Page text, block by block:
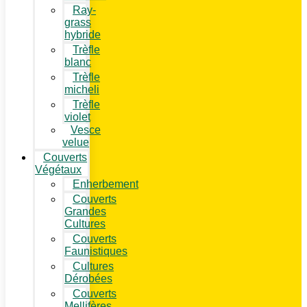
Ray-
grass
hybride
Trèfle
blanc
Trèfle
micheli
Trèfle
violet
Vesce
velue
Couverts
Végétaux
Enherbement
Couverts
Grandes
Cultures
Couverts
Faunistiques
Cultures
Dérobées
Couverts